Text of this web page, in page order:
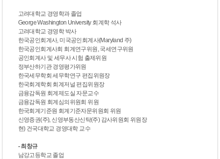
고려대학교 경영학과 졸업
George Washington University 회계학 석사
고려대학교 경영학 박사
한국공인회계사, 미국공인회계사(Maryland 주)
한국공인회계사회 회계연구위원, 국세연구위원
공인회계사 및 세무사 시험 출제위원
정부산하기관 경영평가위원
한국세무학회 세무학연구 편집위원장
한국회계학회 회계저널 편집위원장
금융감독원 회계제도실 자문교수
금융감독원 회계심의위원회 위원
한국회계기준원 회계기준자문위원회 위원
신영증권(주), 신영부동산신탁(주) 감사위원회 위원장
현) 건국대학교 경영대학 교수
- 최창규
남강고등학교 졸업